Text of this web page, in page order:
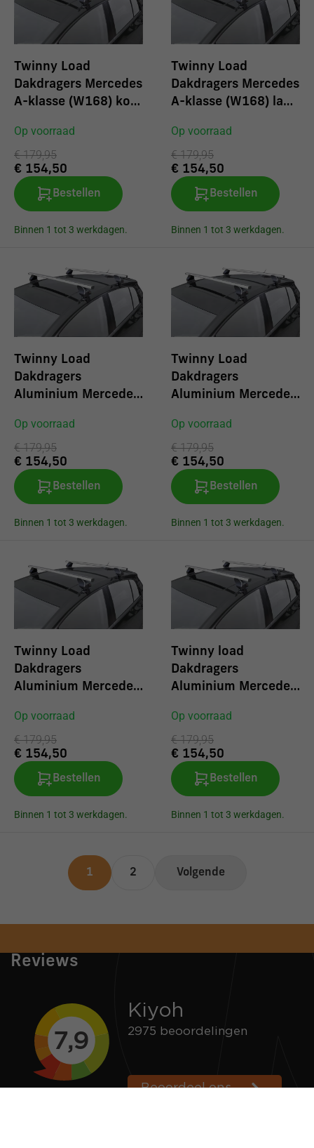
Twinny Load
Dakdragers Mercedes
A-klasse (W168) kort
Op voorraad
€ 179,95
€ 154,50
Bestellen
Binnen 1 tot 3 werkdagen.
Twinny Load
Dakdragers Mercedes
A-klasse (W168) lang
Op voorraad
€ 179,95
€ 154,50
Bestellen
Binnen 1 tot 3 werkdagen.
Twinny Load
Dakdragers
Aluminium Mercedes
vanaf 2004
Op voorraad
€ 179,95
€ 154,50
Bestellen
Binnen 1 tot 3 werkdagen.
Twinny Load
Dakdragers
Aluminium Mercedes
coupe 2004-2010
Op voorraad
€ 179,95
€ 154,50
Bestellen
Binnen 1 tot 3 werkdagen.
Twinny Load
Dakdragers
Aluminium Mercedes
2005-2011
Op voorraad
€ 179,95
€ 154,50
Bestellen
Binnen 1 tot 3 werkdagen.
Twinny load
Dakdragers
Aluminium Mercedes
(W202/W203) 4 d
1994-2007
Op voorraad
€ 179,95
€ 154,50
Bestellen
Binnen 1 tot 3 werkdagen.
1 2 Volgende
Reviews